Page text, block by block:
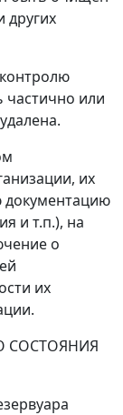
других
частично или
их
документацию
и т.п.), на
о
их
СОСТОЯНИЯ